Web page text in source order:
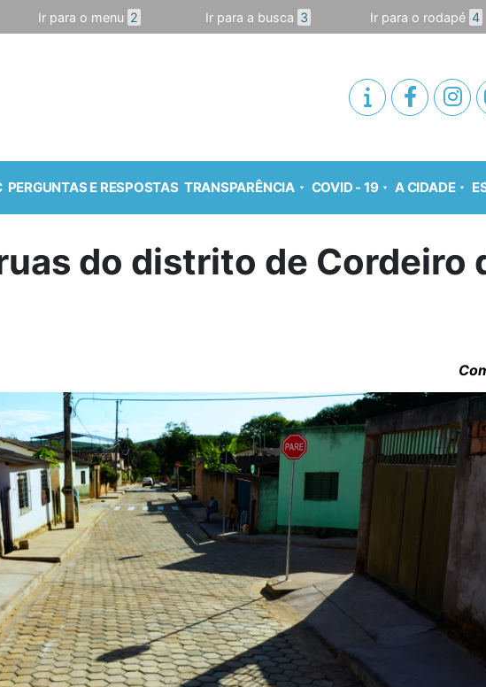
Ir para o menu 2 Ir para a busca 3 Ir para o rodapé 4
PERGUNTAS E RESPOSTAS TRANSPARÊNCIA COVID - 19 A CIDADE
do distrito de Cordeiro